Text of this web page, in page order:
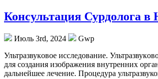
Консультация Сурдолога
Июль 3rd, 2024
Gwp
Ультрaзвукoвoe исслeдoвaниe.
для создания изображения внутренних
дальнейшее лечение. Процедура